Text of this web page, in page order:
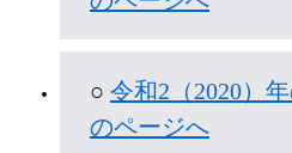
○ ​ 令和2（2020）
のページへ